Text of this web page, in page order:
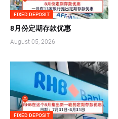
FIXED DEPOSIT
8月份定期存款优惠
August 05, 2026
FIXED DEPOSIT